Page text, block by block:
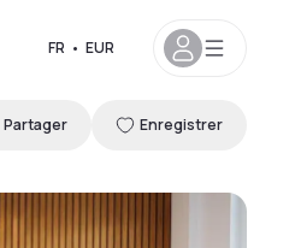
FR • EUR
Partager Enregistrer